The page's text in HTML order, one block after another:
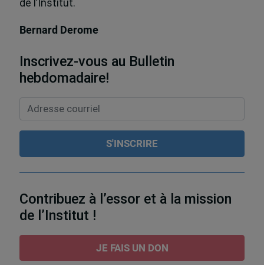
de l’Institut.
Bernard Derome
Inscrivez-vous au Bulletin
hebdomadaire!
Contribuez à l’essor et à la mission
de l’Institut !
JE FAIS UN DON